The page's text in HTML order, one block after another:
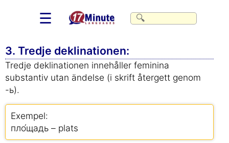
☰
3. Tredje deklinationen:
Tredje deklinationen innehåller feminina
substantiv utan ändelse (i skrift återgett genom
-ь).
Exempel:
пло́щадь – plats